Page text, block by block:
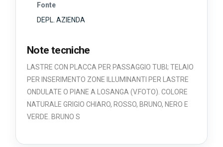
Fonte
DEPL. AZIENDA
Note tecniche
LASTRE CON PLACCA PER PASSAGGIO TUBI; TELAIO
PER INSERIMENTO ZONE ILLUMINANTI PER LASTRE
ONDULATE O PIANE A LOSANGA (V.FOTO). COLORE
NATURALE GRIGIO CHIARO, ROSSO, BRUNO, NERO E
VERDE. BRUNO S